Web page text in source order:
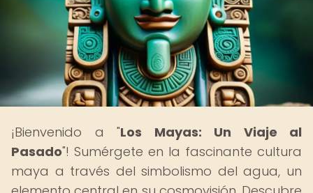
¡Bienvenido a "Los Mayas: Un Viaje al
Pasado"! Sumérgete en la fascinante cultura
maya a través del simbolismo del agua, un